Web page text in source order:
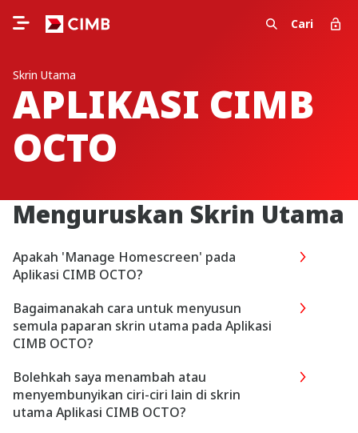
Cari
Skrin Utama
APLIKASI CIMB
OCTO
Menguruskan Skrin Utama
Apakah 'Manage Homescreen' pada
Aplikasi CIMB OCTO?​
Bagaimanakah cara untuk menyusun
semula paparan skrin utama pada Aplikasi
CIMB OCTO?
Bolehkah saya menambah atau
menyembunyikan ciri-ciri lain di skrin
utama Aplikasi CIMB OCTO?